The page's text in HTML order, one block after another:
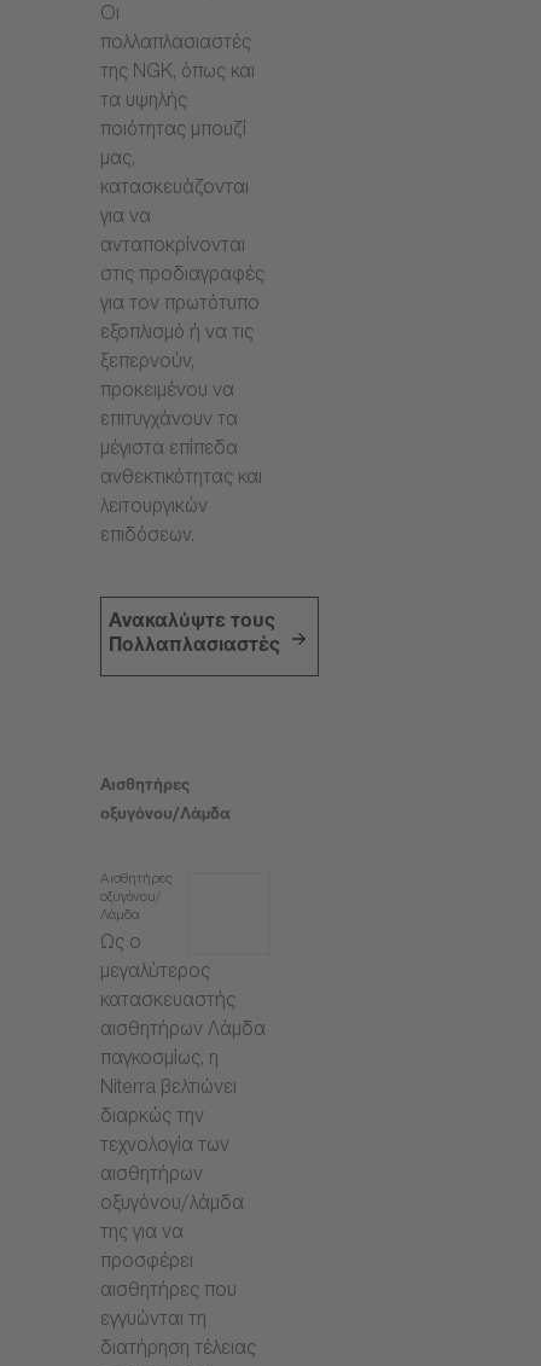
Οι
πολλαπλασιαστές
της NGK, όπως και
τα υψηλής
ποιότητας μπουζί
μας,
κατασκευάζονται
για να
ανταποκρίνονται
στις προδιαγραφές
για τον πρωτότυπο
εξοπλισμό ή να τις
ξεπερνούν,
προκειμένου να
επιτυγχάνουν τα
μέγιστα επίπεδα
ανθεκτικότητας και
λειτουργικών
επιδόσεων.
Ανακαλύψτε τους
Πολλαπλασιαστές
Αισθητήρες
οξυγόνου/Λάμδα
Αισθητήρες
οξυγόνου/
Λάμδα
Ως ο
μεγαλύτερος
κατασκευαστής
αισθητήρων Λάμδα
παγκοσμίως, η
Niterra βελτιώνει
διαρκώς την
τεχνολογία των
αισθητήρων
οξυγόνου/λάμδα
της για να
προσφέρει
αισθητήρες που
εγγυώνται τη
διατήρηση τέλειας